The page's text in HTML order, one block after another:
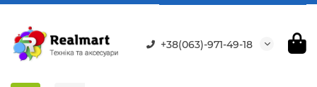
+38(063)-971-49-18